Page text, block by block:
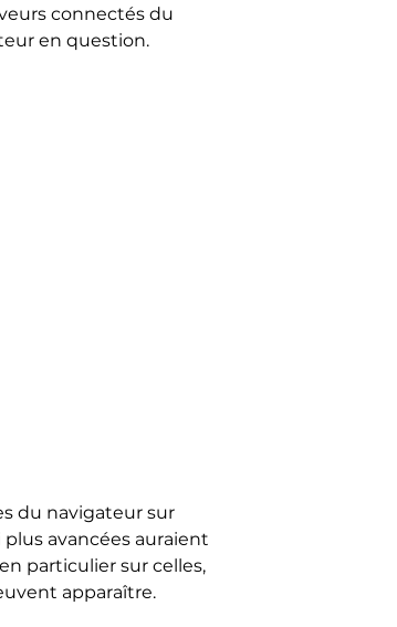
connectés du
en question.
du navigateur sur
avancées auraient
particulier sur celles,
apparaître.